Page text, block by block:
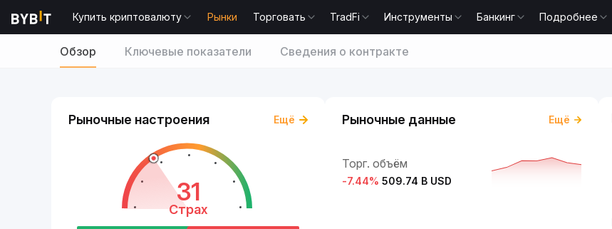
Купить криптовалюту Рынки Торговать TradFi Инструменты Банкинг Подробнее
Обзор Ключевые показатели Сведения о контракте
Рыночные настроения Ещё
31
Страх
Рыночные данные Ещё
Торг. объём
-7.44% 509.74 B USD